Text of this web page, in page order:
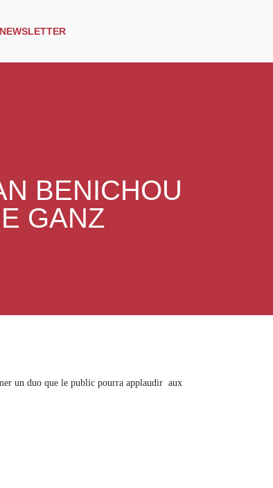
NEWSLETTER
BENICHOU
GANZ
un duo que le public pourra applaudir aux